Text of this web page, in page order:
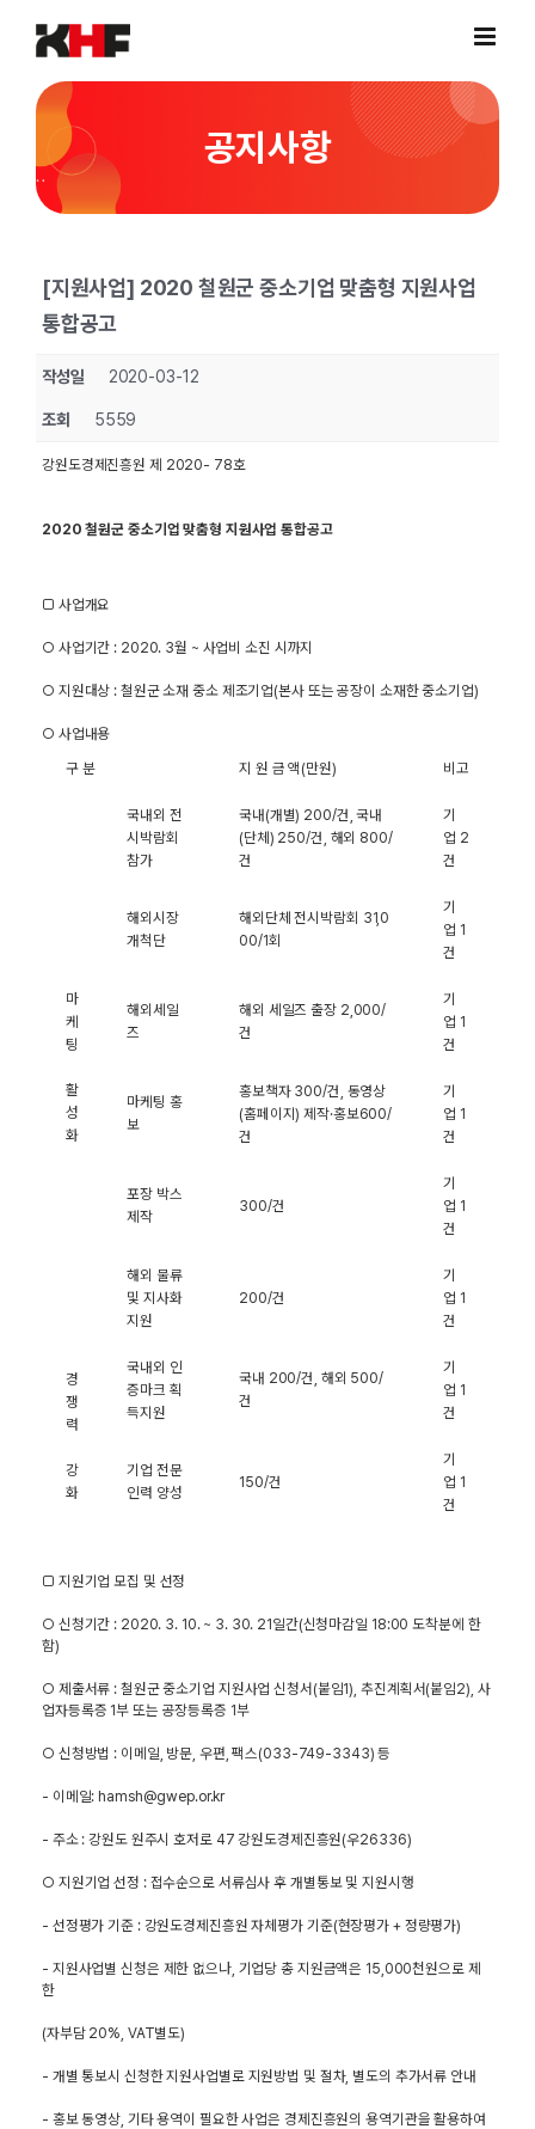
content
공지사항
[지원사업] 2020 철원군 중소기업 맞춤형 지원사업
통합공고
작성일 2020-03-12
조회 5559
강원도경제진흥원 제 2020- 78호
2020철원군 중소기업 맞춤형 지원사업 통합공고
□ 사업개요
○ 사업기간 : 2020. 3월 ~ 사업비 소진 시까지
​○ 지원대상 : 철원군 소재 중소 제조기업(본사 또는 공장이 소재한 중소기업)
○ 사업내용
구 분
지 원 금 액 (만원) 비고
마
케
팅
활
성
화
국내외 전
시박람회
참가
국내(개별) 200/건 ,국내
(단체) 250/건 해외 800/
건
기
업 2
건
해외시장
개척단
해외단체 전시박람회 31,0
00/1회
기
업 1
건
해외세일
즈
해외 세일즈 출장 2,000/
건
기
업 1
건
마케팅 홍
보
홍보책자 300/건 동영상
(홈페이지)제작·홍보600/
건
기
업 1
건
포장 박스
제작
300/건
기
업 1
건
해외 물류
및 지사화
지원
200/건
기
업 1
건
경
쟁
력
강
화
국내외 인
증마크 획
득지원
국내 200/건 해외 500/
건
기
업 1
건
기업 전문
인력 양성
150/건
기
업 1
건
□ 지원기업 모집 및 선정
○ 신청기간 : 2020. 3. 10. ~ 3. 30. 21일간(신청마감일 18:00도착분에 한
함)
○ 제출서류 : 철원군 중소기업 지원사업 신청서 (붙임1), 추진계획서(붙임2), 사
업자등록증 1부 또는 공장등록증 1부
○ 신청방법 : 이메일 방문 우편 ,팩스(033-749-3343)등
- 이메일: hamsh@gwep.or.kr
- 주소 :강원도 원주시 호저로 47강원도경제진흥원(우26336)
○ 지원기업 선정 : 접수순으로 서류심사 후 개별통보 및 지원시행
- 선정평가 기준 : 강원도경제진흥원 자체평가 기준(현장평가 + 정량평가)
- 지원사업별 신청은 제한 없으나, 기업당 총 지원금액은 15,000천원으로 제
한
(자부담 20%, VAT별도)
- 개별 통보시 신청한 지원사업별로 지원방법 및 절차, 별도의 추가서류 안내
- 홍보 동영상 기타 용역이 필요한 사업은 경제진흥원의 용역기관을 활용하여